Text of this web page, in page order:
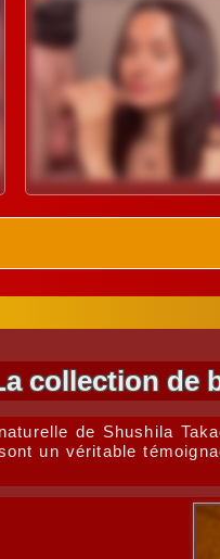
collection de
de Shushila
un véritable